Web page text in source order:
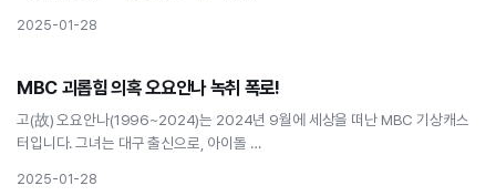
2025-01-28
MBC 괴롭힘 의혹 오요안나 녹취 폭로!
사회
MBC 괴롭힘 의혹 오요안나 녹취 폭로!
고(故) 오요안나(1996~2024)는 2024년 9월에 세상을 떠난 MBC 기상캐스
터입니다. 그녀는 대구 출신으로, 아이돌 …
2025-01-28